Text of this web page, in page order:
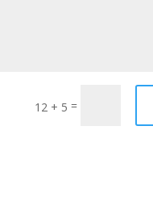
12 + 5 =